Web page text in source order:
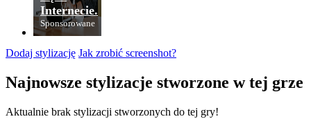
Internecie.
Sponsorowane
Dodaj stylizację Jak zrobić screenshot?
Najnowsze stylizacje stworzone w tej grze
Aktualnie brak stylizacji stworzonych do tej gry!